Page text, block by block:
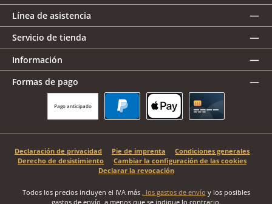
Línea de asistencia
Servicio de tienda
Información
Formas de pago
Pago anticipado
Declaración de privacidad Pie de imprenta
Condiciones generales
Derecho de desistimiento
Cambiar la configuración de las cookies
Declarar la revocación
Todos los precios incluyen el IVA más , los gastos de envío y los posibles
gastos de envío, a menos que se indique lo contrario.